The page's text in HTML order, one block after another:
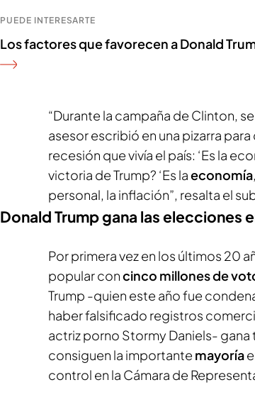
PUEDE INTERESARTE
Los factores que favorecen a Donald
“Durante la campaña de Clinton,
asesor escribió en una pizarra
recesión que vivía el país: ‘Es la
victoria de Trump? ‘Es laeconomía
personal, la inflación”, resalta el
Donald Trump gana las elecciones
Por primera vez en los últimos 20
popular concinco millones de
Trump -quien este año fue
haber falsificado registros
actriz porno Stormy Daniels-
consiguen la importante mayoría
control en la Cámara de